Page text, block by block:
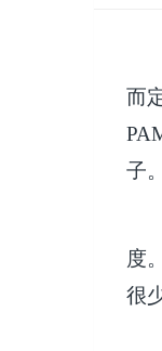
而
子。
度
很